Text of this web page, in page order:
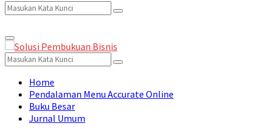
Search
for:
Search
Primary
Menu
Search
for:
Search
Home
Pendalaman Menu Accurate Online
Buku Besar
Jurnal Umum